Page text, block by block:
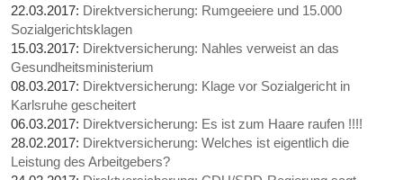
22.03.2017: Direktversicherung: Rumgeeiere und 15.000
Sozialgerichtsklagen
15.03.2017: Direktversicherung: Nahles verweist an das
Gesundheitsministerium
08.03.2017: Direktversicherung: Klage vor Sozialgericht in
Karlsruhe gescheitert
06.03.2017: Direktversicherung: Es ist zum Haare raufen !!!!
28.02.2017: Direktversicherung: Welches ist eigentlich die
Leistung des Arbeitgebers?